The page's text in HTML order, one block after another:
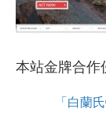
本站金牌合作
「白蘭